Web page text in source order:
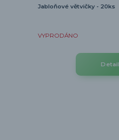
Jabloňové větvičky - 20ks
VYPRODÁNO
Detail